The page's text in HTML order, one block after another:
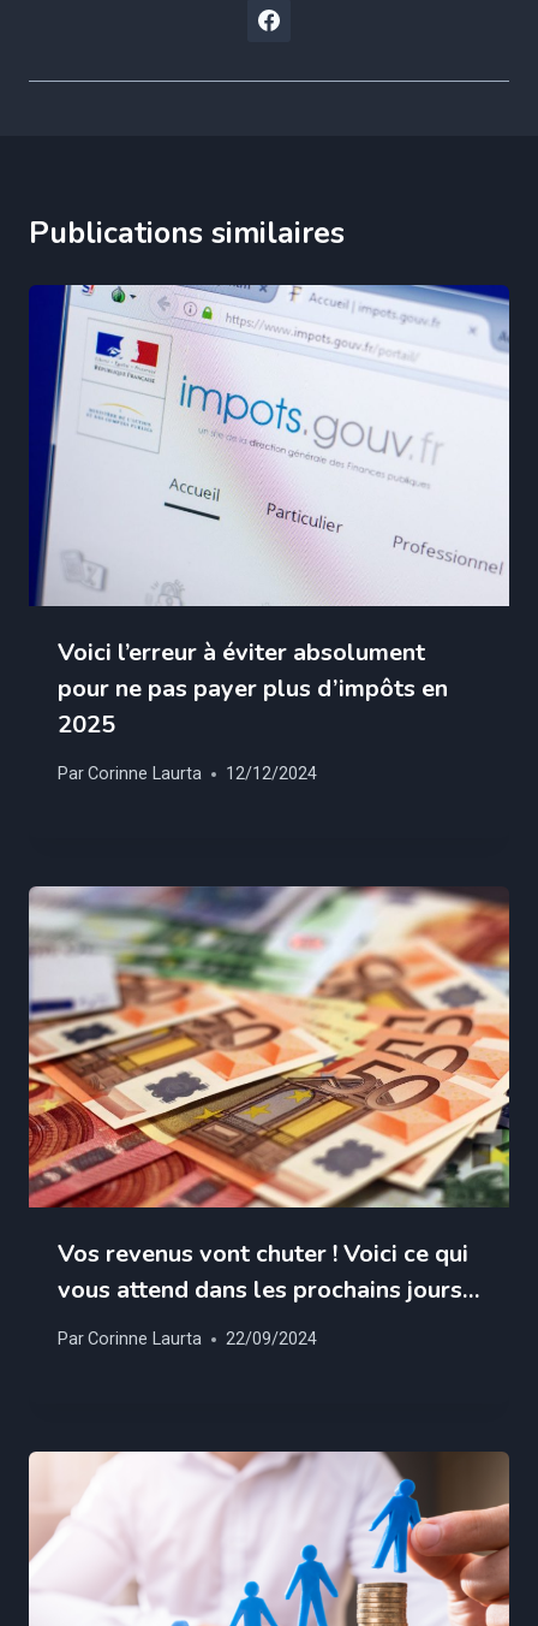
Publications similaires
Voici l’erreur à éviter absolument
pour ne pas payer plus d’impôts en
2025
ParCorinne Laurta 12/12/2024
Vos revenus vont chuter ! Voici ce qui
vous attend dans les prochains jours…
ParCorinne Laurta 22/09/2024